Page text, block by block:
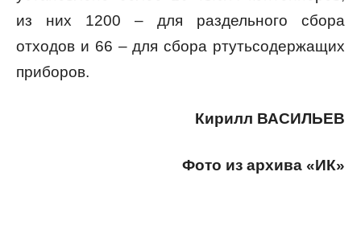
из них 1200 – для раздельного сбора
отходов и 66 – для сбора ртутьсодержащих
приборов.
Кирилл ВАСИЛЬЕВ
Фото из архива «ИК»